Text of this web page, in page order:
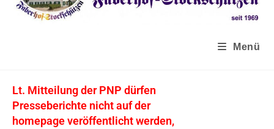
Menü
Lt. Mitteilung der PNP dürfen
Presseberichte nicht auf der
homepage veröffentlicht werden,